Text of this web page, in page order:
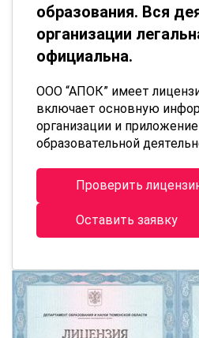
образования. Вся
организации
официальна.
ООО “АПОК” имеет
включает основную
организации и
образовательной
Проверить
Оставить заявку